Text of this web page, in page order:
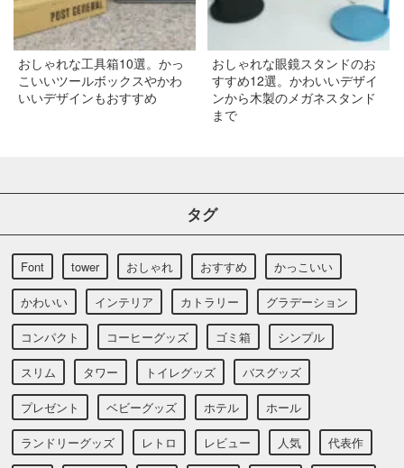
おしゃれな工具箱10選。かっ
こいいツールボックスやかわ
いいデザインもおすすめ
おしゃれな眼鏡スタンドのお
すすめ12選。かわいいデザイ
ンから木製のメガネスタンド
まで
タグ
Font tower おしゃれ おすすめ かっこいい
かわいい インテリア カトラリー グラデーション
コンパクト コーヒーグッズ ゴミ箱 シンプル
スリム タワー トイレグッズ バスグッズ
プレゼント ベビーグッズ ホテル ホール
ランドリーグッズ レトロ レビュー 人気 代表作